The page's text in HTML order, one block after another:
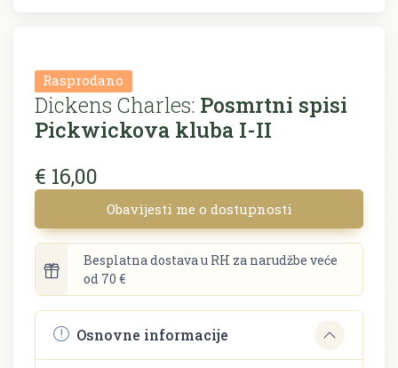
Rasprodano
Dickens Charles: Posmrtni spisi
Pickwickova kluba I-II
€ 16,00
Obavijesti me o dostupnosti
Besplatna dostava u RH za narudžbe veće
od 70 €
Osnovne informacije